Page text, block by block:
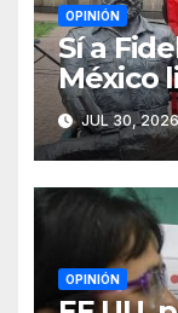
OPINIÓN
Sí a
México
Luis
JUL 30,
OPINIÓN